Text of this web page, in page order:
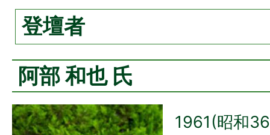
登壇者
阿部 和也 氏
1961(昭和